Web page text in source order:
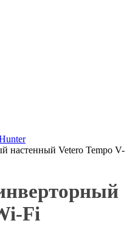
настенный Vetero Tempo V-
Fi